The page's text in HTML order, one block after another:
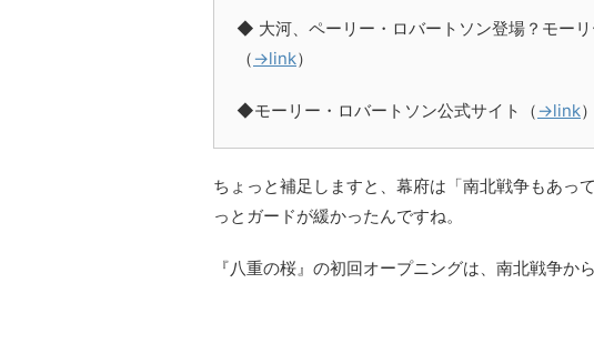
◆ 大河、ペーリー・ロバートソン登場？モー
（ →link）
◆モーリー・ロバートソン公式サイト（ →link）
ちょっと補足しますと、幕府は「南北戦争もあっ
っとガードが緩かったんですね。
『八重の桜』の初回オープニングは、南北戦争から